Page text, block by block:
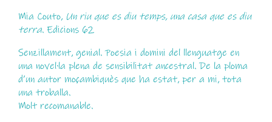
Mia Couto, Un riu que es diu temps, una casa que es diu
terra. Edicions 62
Senzillament, genial. Poesia i domini del llenguatge en
una novel·la plena de sensibilitat ancestral. De la ploma
d’un autor moçambiquès que ha estat, per a mi, tota
una troballa.
Molt recomanable.